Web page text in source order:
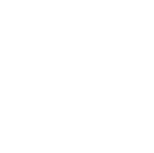
知道
员网
中公教育
至24日[1]-国家公务员
|通关|重庆_新浪新闻
报名通告—重庆报关
的通知-报关员
公教育网